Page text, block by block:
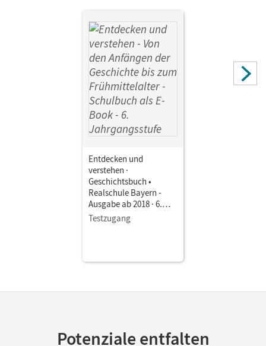
Bruchertseifer, Heike; Thammer, Doris; Schuster,
Maximilian; Roth, Katrin; Basel, Florian; Englhardt, Judith;
Müller, Stefanie; Fels, Matthias; Gruner-Basel, Carola;
Entdecken und
verstehen ·
Geschichtsbuch •
Realschule Bayern -
Ausgabe ab 2018 · 6.
Jahrgangsstufe Von den
Anfängen der
Schulbuch als E-Book
Testzugang
Potenziale entfalten